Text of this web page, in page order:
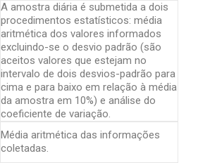
A amostra diária é submetida a dois
procedimentos estatísticos: média
aritmética dos valores informados
excluindo-se o desvio padrão (são
aceitos valores que estejam no
intervalo de dois desvios-padrão para
cima e para baixo em relação à média
da amostra em 10%) e análise do
coeficiente de variação.
Média aritmética das informações
coletadas.